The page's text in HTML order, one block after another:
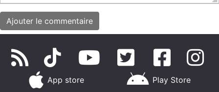
App store Play Store